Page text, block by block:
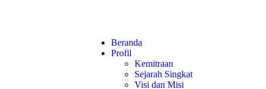
Beranda
Profil
Kemitraan
Sejarah Singkat
Visi dan Misi